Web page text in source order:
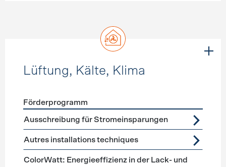
Lüftung, Kälte, Klima
Förderprogramme Lüftung, Kälte, Klima
Förderprogramm
Ausschreibung für Stromeinsparungen
Autres installations techniques
ColorWatt: Energieeffizienz in der Lack- und